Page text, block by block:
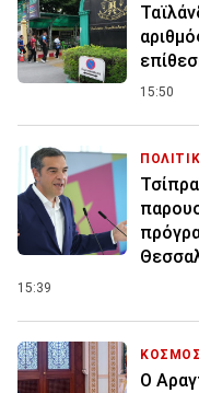
15:50
15:39
ΚΟΣΜΟΣ
Ο